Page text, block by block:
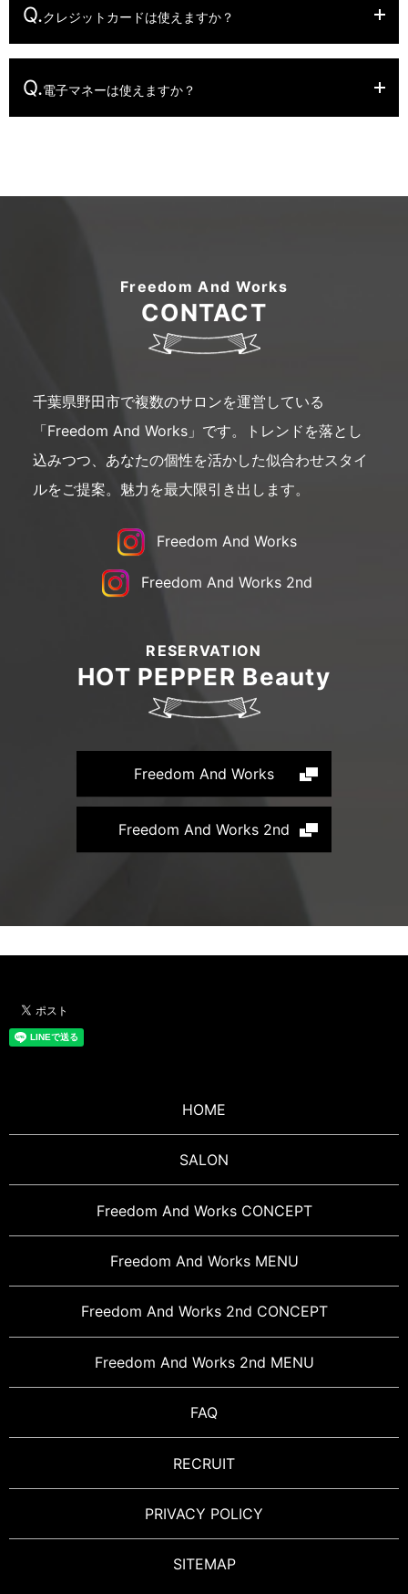
Q.クレジットカードは使えますか？
Q.電子マネーは使えますか？
Freedom And Works
CONTACT
千葉県野田市で複数のサロンを運営している
「Freedom And Works」です。
トレンドを落とし
込みつつ、あなたの個性を活かした似合わせスタイ
ルをご提案。 魅力を最大限引き出します。
Freedom And Works
Freedom And Works 2nd
RESERVATION
HOT PEPPER Beauty
Freedom And Works
Freedom And Works 2nd
HOME
SALON
Freedom And Works CONCEPT
Freedom And Works MENU
Freedom And Works 2nd CONCEPT
Freedom And Works 2nd MENU
FAQ
RECRUIT
PRIVACY POLICY
SITEMAP